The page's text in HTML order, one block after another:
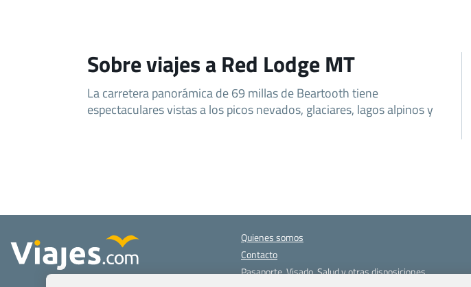
Sobre viajes a Red Lodge MT
La carretera panorámica de 69 millas de Beartooth tiene
espectaculares vistas a los picos nevados, glaciares, lagos alpinos y
Quienes somos
Contacto
Pasaporte, Visado, Salud y otras disposiciones